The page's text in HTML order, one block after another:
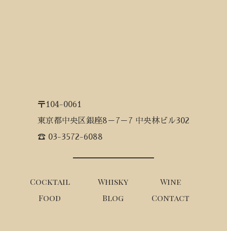
〒104-0061
東京都中央区銀座8－7－7 中央林ビル302
☎ 03-3572-6088
Cocktail Whisky
Wine
Food
Blog Contact